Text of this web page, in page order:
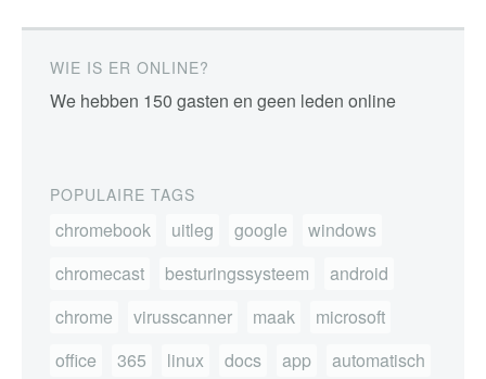
WIE IS ER ONLINE?
We hebben 150 gasten en geen leden online
POPULAIRE TAGS
chromebook uitleg google
windows
chromecast
besturingssysteem
android
chrome
virusscanner maak
microsoft
office
365 linux docs app automatisch